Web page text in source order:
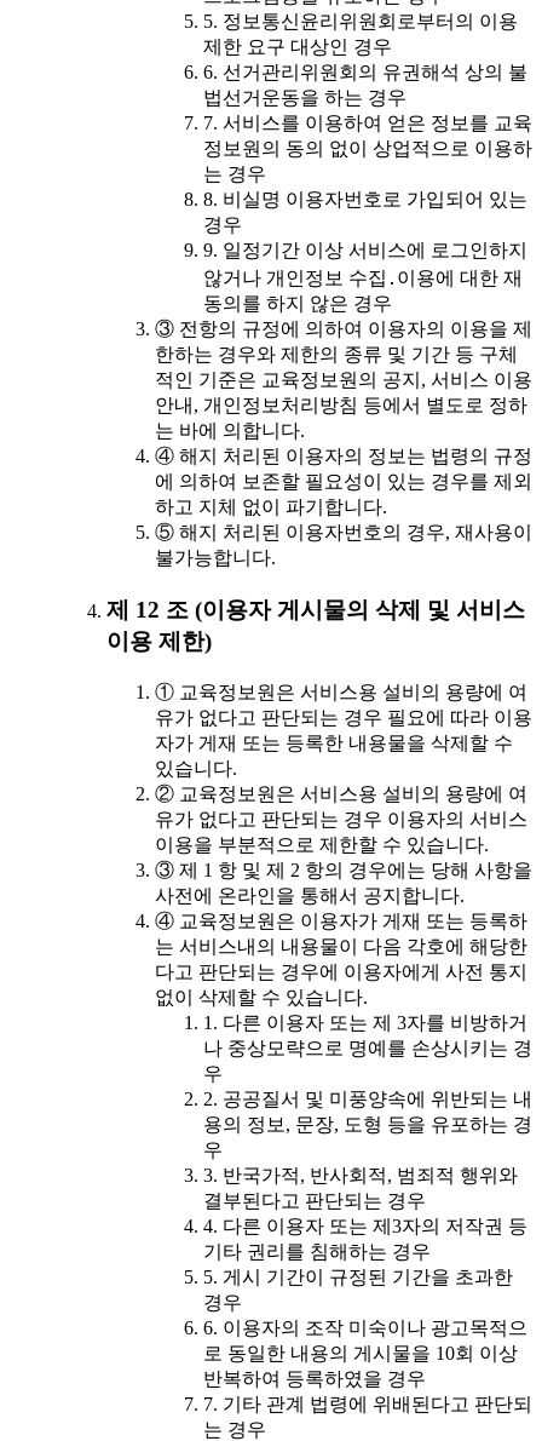
5. 정보통신윤리위원회로부터의 이용
제한 요구 대상인 경우
6. 선거관리위원회의 유권해석 상의 불
법선거운동을 하는 경우
7. 서비스를 이용하여 얻은 정보를 교육
정보원의 동의 없이 상업적으로 이용하
는 경우
8. 비실명 이용자번호로 가입되어 있는
경우
9. 일정기간 이상 서비스에 로그인하지
않거나 개인정보 수집․이용에 대한 재
동의를 하지 않은 경우
③ 전항의 규정에 의하여 이용자의 이용을 제
한하는 경우와 제한의 종류 및 기간 등 구체
적인 기준은 교육정보원의 공지, 서비스 이용
안내, 개인정보처리방침 등에서 별도로 정하
는 바에 의합니다.
④ 해지 처리된 이용자의 정보는 법령의 규정
에 의하여 보존할 필요성이 있는 경우를 제외
하고 지체 없이 파기합니다.
⑤ 해지 처리된 이용자번호의 경우, 재사용이
불가능합니다.
제 12 조 (이용자 게시물의 삭제 및 서비스
이용 제한)
① 교육정보원은 서비스용 설비의 용량에 여
유가 없다고 판단되는 경우 필요에 따라 이용
자가 게재 또는 등록한 내용물을 삭제할 수
있습니다.
② 교육정보원은 서비스용 설비의 용량에 여
유가 없다고 판단되는 경우 이용자의 서비스
이용을 부분적으로 제한할 수 있습니다.
③ 제 1 항 및 제 2 항의 경우에는 당해 사항을
사전에 온라인을 통해서 공지합니다.
④ 교육정보원은 이용자가 게재 또는 등록하
는 서비스내의 내용물이 다음 각호에 해당한
다고 판단되는 경우에 이용자에게 사전 통지
없이 삭제할 수 있습니다.
1. 다른 이용자 또는 제 3자를 비방하거
나 중상모략으로 명예를 손상시키는 경
우
2. 공공질서 및 미풍양속에 위반되는 내
용의 정보, 문장, 도형 등을 유포하는 경
우
3. 반국가적, 반사회적, 범죄적 행위와
결부된다고 판단되는 경우
4. 다른 이용자 또는 제3자의 저작권 등
기타 권리를 침해하는 경우
5. 게시 기간이 규정된 기간을 초과한
경우
6. 이용자의 조작 미숙이나 광고목적으
로 동일한 내용의 게시물을 10회 이상
반복하여 등록하였을 경우
7. 기타 관계 법령에 위배된다고 판단되
는 경우